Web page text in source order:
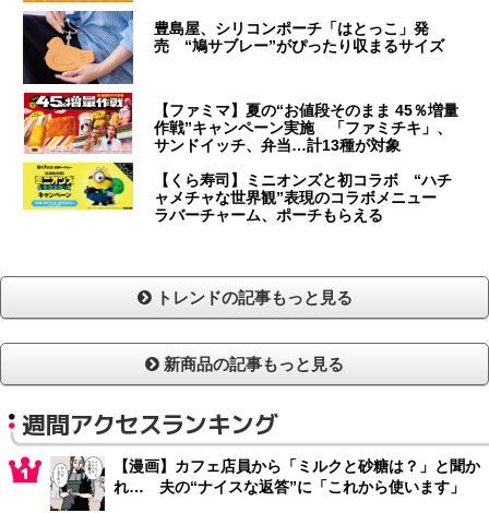
豊島屋、シリコンポーチ「はとっこ」発
売 “鳩サブレー”がぴったり収まるサイズ
【ファミマ】夏の“お値段そのまま 45％増量
作戦”キャンペーン実施 「ファミチキ」、
サンドイッチ、弁当…計13種が対象
【くら寿司】ミニオンズと初コラボ “ハチ
ャメチャな世界観”表現のコラボメニュー
ラバーチャーム、ポーチもらえる
トレンドの記事もっと見る
新商品の記事もっと見る
週間アクセスランキング
【漫画】カフェ店員から「ミルクと砂糖は？」と聞か
れ… 夫の“ナイスな返答”に「これから使います」